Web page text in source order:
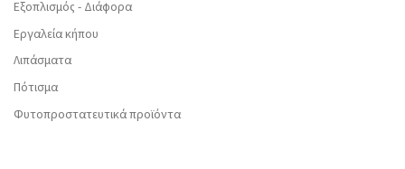
Εξοπλισμός - Διάφορα
Εργαλεία κήπου
Λιπάσματα
Πότισμα
Φυτοπροστατευτικά προϊόντα